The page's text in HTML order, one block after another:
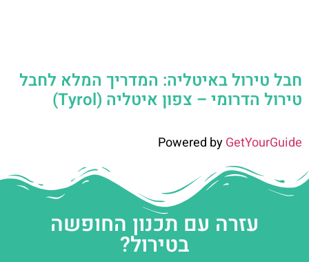
חבל טירול באיטליה: המדריך המלא לחבל
טירול הדרומי – צפון איטליה (Tyrol)
Powered byGetYourGuide
עזרה עם תכנון החופשה
בטירול?